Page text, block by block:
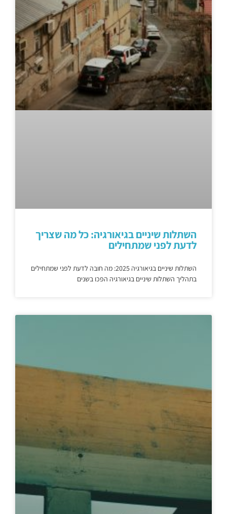
השתלות שיניים בגיאורגיה: כל מה שצריך
לדעת לפני שמתחילים
השתלות שיניים בגיאורגיה 2025: מה חובה לדעת לפני שמתחילים
בתהליך השתלות שיניים בגיאורגיה הפכו בשנים